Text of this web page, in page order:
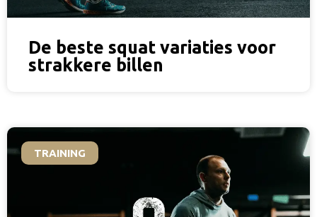
De beste squat variaties voor
strakkere billen
TRAINING